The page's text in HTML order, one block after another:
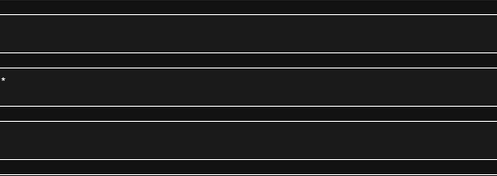
*PFLICHTFELD